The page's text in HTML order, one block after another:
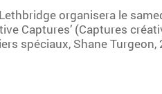
organisera le
Captures’ (Captures
spéciaux, Shane Turgeon,